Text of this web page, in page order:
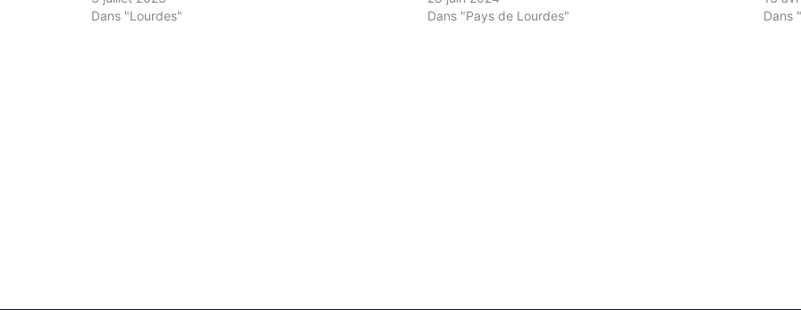
Dans "Lourdes"
Dans "Pays de Lourdes"
Dans